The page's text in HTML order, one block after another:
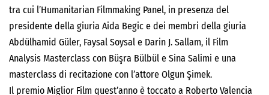
tra cui l’Humanitarian Filmmaking Panel, in presenza del
presidente della giuria Aida Begic e dei membri della giuria
Abdülhamid Güler, Faysal Soysal e Darin J. Sallam, il Film
Analysis Masterclass con Büşra Bülbül e Sina Salimi e una
masterclass di recitazione con l’attore Olgun Şimek.
Il premio Miglior Film quest’anno è toccato a Roberto Valencia